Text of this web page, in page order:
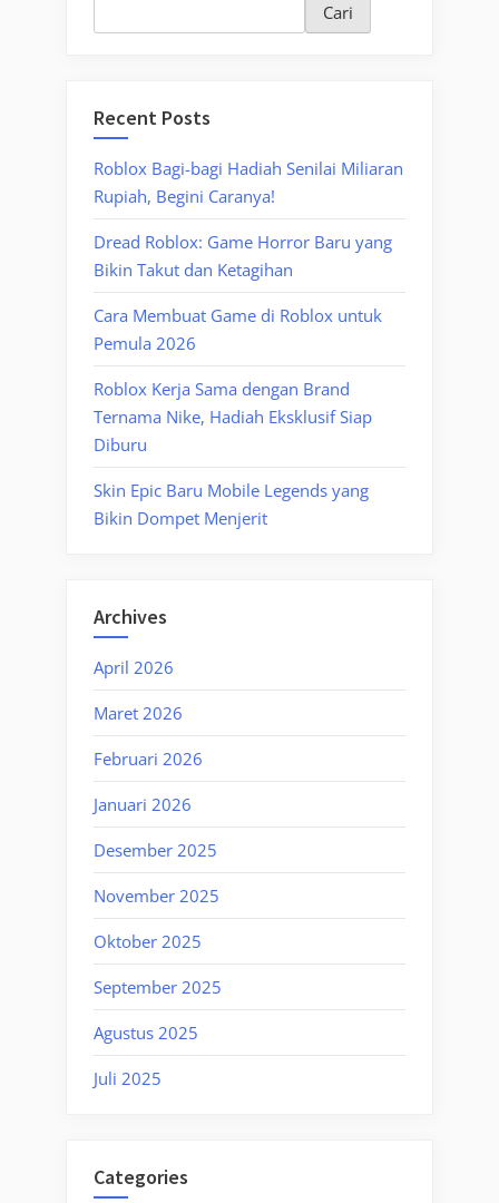
Cari
Recent Posts
Roblox Bagi-bagi Hadiah Senilai Miliaran
Rupiah, Begini Caranya!
Dread Roblox: Game Horror Baru yang
Bikin Takut dan Ketagihan
Cara Membuat Game di Roblox untuk
Pemula 2026
Roblox Kerja Sama dengan Brand
Ternama Nike, Hadiah Eksklusif Siap
Diburu
Skin Epic Baru Mobile Legends yang
Bikin Dompet Menjerit
Archives
April 2026
Maret 2026
Februari 2026
Januari 2026
Desember 2025
November 2025
Oktober 2025
September 2025
Agustus 2025
Juli 2025
Categories